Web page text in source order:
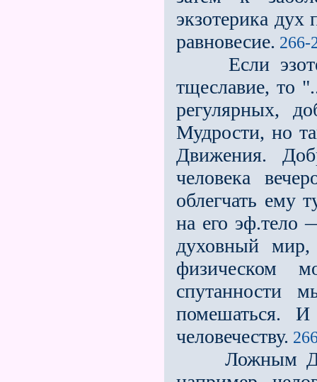
экзотерика дух
равновесие. 266-
Если
тщеславие, то
регулярных,
Мудрости, но
Движения.
человека
облегчать ему
на его эф.тело
духовный
физическом
спутанности
помешаться.
человечеству.
Ложным